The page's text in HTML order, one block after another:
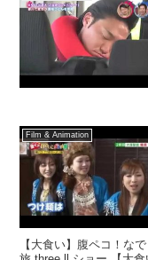
Film & Animation
【大食い】腹ペコ！な